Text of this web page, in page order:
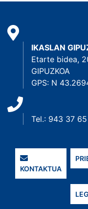
IKASLAN
Etarte bidea,
GIPUZKOA
GPS: N
Tel.: 943 37
KONTAKTUA